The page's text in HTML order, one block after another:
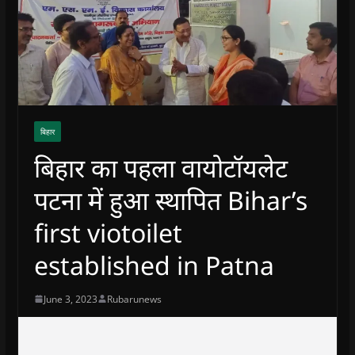
बिहार
बिहार का पहला वायोटॉयलेट
पटना में हुआ स्थापित Bihar’s
first viotoilet
established in Patna
June 3, 2023 Rubarunews